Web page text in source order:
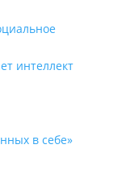
интеллект
в себе»